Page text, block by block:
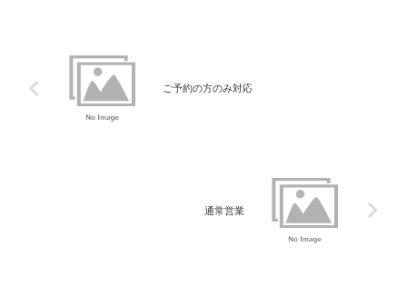
ご予約の方のみ対応
通常営業